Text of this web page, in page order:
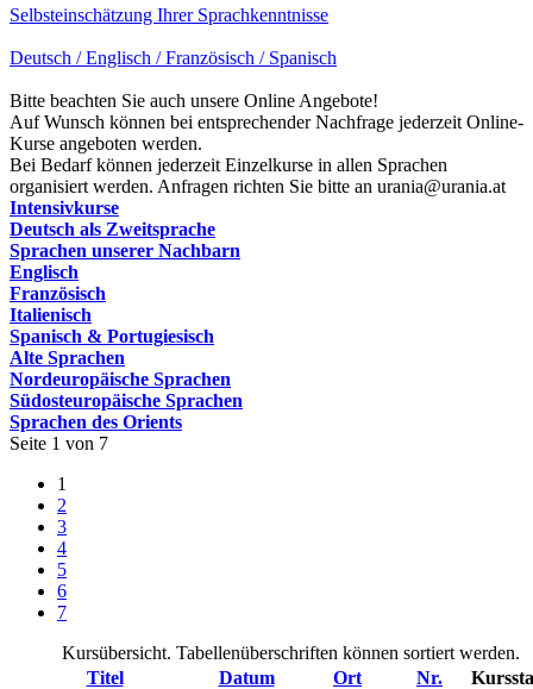
Selbsteinschätzung Ihrer Sprachkenntnisse
Deutsch / Englisch / Französisch / Spanisch
Bitte beachten Sie auch unsere Online Angebote!
Auf Wunsch können bei entsprechender Nachfrage jederzeit Online-
Kurse angeboten werden.
Bei Bedarf können jederzeit Einzelkurse in allen Sprachen
organisiert werden. Anfragen richten Sie bitte an urania@urania.at
Intensivkurse
Deutsch als Zweitsprache
Sprachen unserer Nachbarn
Englisch
Französisch
Italienisch
Spanisch & Portugiesisch
Alte Sprachen
Nordeuropäische Sprachen
Südosteuropäische Sprachen
Sprachen des Orients
Seite 1 von 7
1
2
3
4
5
6
7
Kursübersicht. Tabellenüberschriften können sortiert werden.
Titel
Datum Ort Nr.